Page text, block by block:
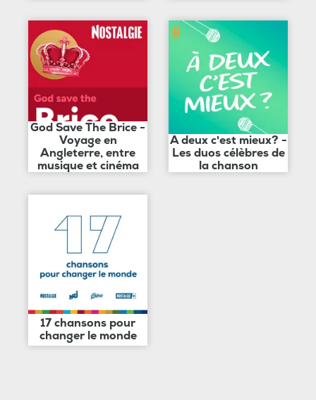
God Save The Brice -
Voyage en
Angleterre, entre
musique et cinéma
A deux c'est mieux? -
Les duos célèbres de
la chanson
17 chansons pour
changer le monde